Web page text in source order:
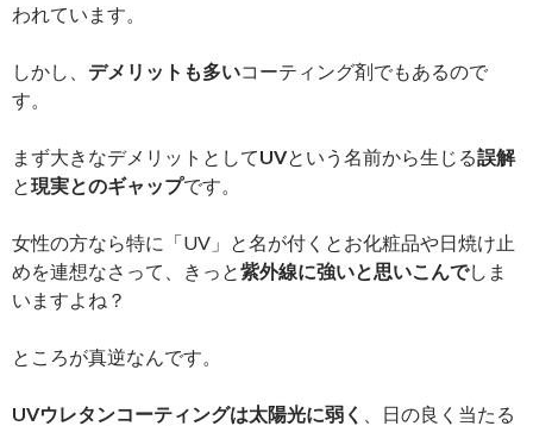
われています。
しかし、 デメリットも多いコーティング剤でもあるので
す。
まず大きなデメリットとしてUVという名前から生じる誤解
と現実とのギャップです。
女性の方なら特に「UV」と名が付くとお化粧品や日焼け止
めを連想なさって、きっと紫外線に強いと思いこんでしま
いますよね？
ところが真逆なんです。
UVウレタンコーティングは太陽光に弱く
、日の良く当たる